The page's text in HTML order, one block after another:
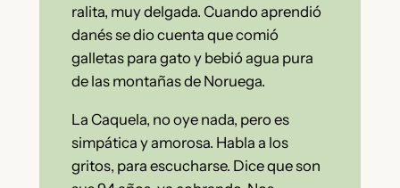
ralita, muy delgada. Cuando aprendió
danés se dio cuenta que comió
galletas para gato y bebió agua pura
de las montañas de Noruega.
La Caquela, no oye nada, pero es
simpática y amorosa. Habla a los
gritos, para escucharse. Dice que son